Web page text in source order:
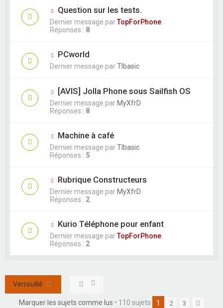
Question sur les tests.
Dernier message parTopForPhone
Réponses : 8
PCworld
Dernier message parTIbasic
[AVIS] Jolla Phone sous Sailfish OS
Dernier message par MyXfrD
Réponses : 8
Machine à café
Dernier message parTIbasic
Réponses : 5
Rubrique Constructeurs
Dernier message par MyXfrD
Réponses : 2
Kurio Téléphone pour enfant
Dernier message parTopForPhone
Réponses : 2
Verrouillé
Marquer les sujets comme lus • 110 sujets 1 2 3